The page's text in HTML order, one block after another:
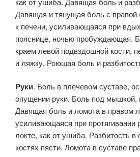
Давящая и тянущая боль с пра­вой
к печени, усиливающаяся при
пояснице, ночью пробуждающая.
краем левой подвздошной кости,
и ляжку. Роющая боль и
Руки. Боль в плечевом суставе,
опущении руки. Боль под мышкой,
Давящая боль и ломота в правом
усиливающаяся при протягивании
локте, как от ушиба. Разбитость в
костях пясти. Ломота в суставе